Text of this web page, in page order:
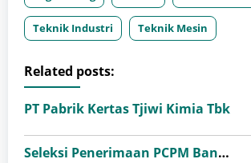
Teknik Industri Teknik Mesin
Related posts:
PT Pabrik Kertas Tjiwi Kimia Tbk
Seleksi Penerimaan PCPM Bank Indonesia Angkatan 41